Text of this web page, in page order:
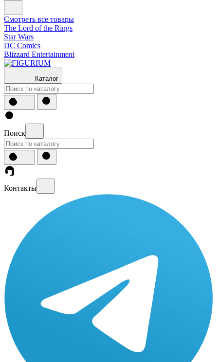
Смотреть все товары
The Lord of the Rings
Star Wars
DC Comics
Blizzard Entertainment
Каталог
Поиск
Контакты